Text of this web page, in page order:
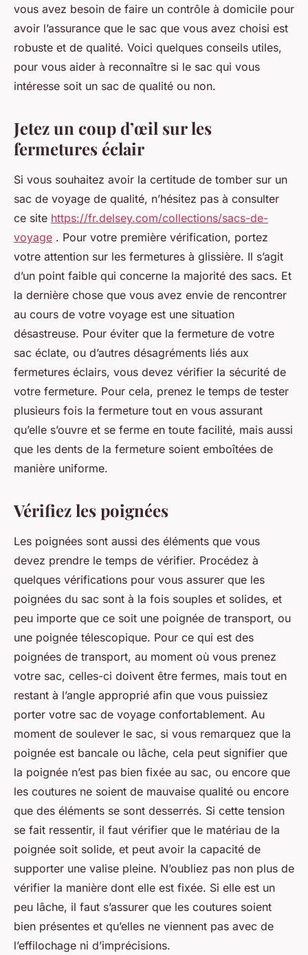
vous avez besoin de faire un contrôle à domicile pour
avoir l’assurance que le sac que vous avez choisi est
robuste et de qualité. Voici quelques conseils utiles,
pour vous aider à reconnaître si le sac qui vous
intéresse soit un sac de qualité ou non.
Jetez un coup d’œil sur les
fermetures éclair
Si vous souhaitez avoir la certitude de tomber sur un
sac de voyage de qualité, n’hésitez pas à consulter
ce site https://fr.delsey.com/collections/sacs-de-
voyage . Pour votre première vérification, portez
votre attention sur les fermetures à glissière. Il s’agit
d’un point faible qui concerne la majorité des sacs. Et
la dernière chose que vous avez envie de rencontrer
au cours de votre voyage est une situation
désastreuse. Pour éviter que la fermeture de votre
sac éclate, ou d’autres désagréments liés aux
fermetures éclairs, vous devez vérifier la sécurité de
votre fermeture. Pour cela, prenez le temps de tester
plusieurs fois la fermeture tout en vous assurant
qu’elle s’ouvre et se ferme en toute facilité, mais aussi
que les dents de la fermeture soient emboîtées de
manière uniforme.
Vérifiez les poignées
Les poignées sont aussi des éléments que vous
devez prendre le temps de vérifier. Procédez à
quelques vérifications pour vous assurer que les
poignées du sac sont à la fois souples et solides, et
peu importe que ce soit une poignée de transport, ou
une poignée télescopique. Pour ce qui est des
poignées de transport, au moment où vous prenez
votre sac, celles-ci doivent être fermes, mais tout en
restant à l’angle approprié afin que vous puissiez
porter votre sac de voyage confortablement. Au
moment de soulever le sac, si vous remarquez que la
poignée est bancale ou lâche, cela peut signifier que
la poignée n’est pas bien fixée au sac, ou encore que
les coutures ne soient de mauvaise qualité ou encore
que des éléments se sont desserrés. Si cette tension
se fait ressentir, il faut vérifier que le matériau de la
poignée soit solide, et peut avoir la capacité de
supporter une valise pleine. N’oubliez pas non plus de
vérifier la manière dont elle est fixée. Si elle est un
peu lâche, il faut s’assurer que les coutures soient
bien présentes et qu’elles ne viennent pas avec de
l’effilochage ni d’imprécisions.